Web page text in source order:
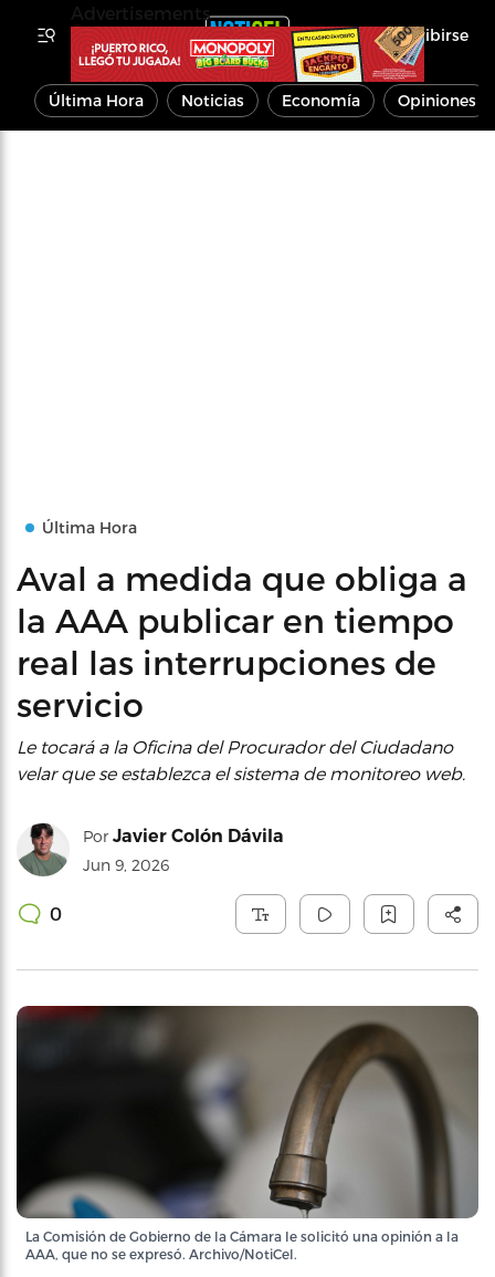
Inscribirse
Última Hora Noticias Economía Opiniones
Última Hora
Aval a medida que obliga a
la AAA publicar en tiempo
real las interrupciones de
servicio
Le tocará a la Oficina del Procurador del Ciudadano
velar que se establezca el sistema de monitoreo web.
Por Javier Colón Dávila
Jun 9, 2026
0
La Comisión de Gobierno de la Cámara le solicitó una opinión a la
AAA, que no se expresó. Archivo/NotiCel.
Advertisements